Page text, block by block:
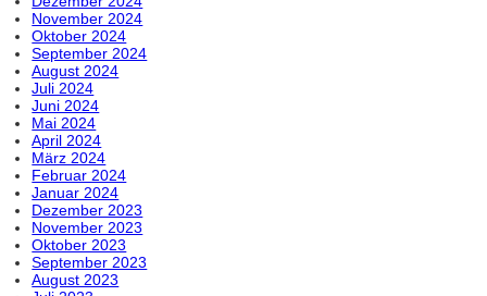
November 2024
Oktober 2024
September 2024
August 2024
Juli 2024
Juni 2024
Mai 2024
April 2024
März 2024
Februar 2024
Januar 2024
Dezember 2023
November 2023
Oktober 2023
September 2023
August 2023